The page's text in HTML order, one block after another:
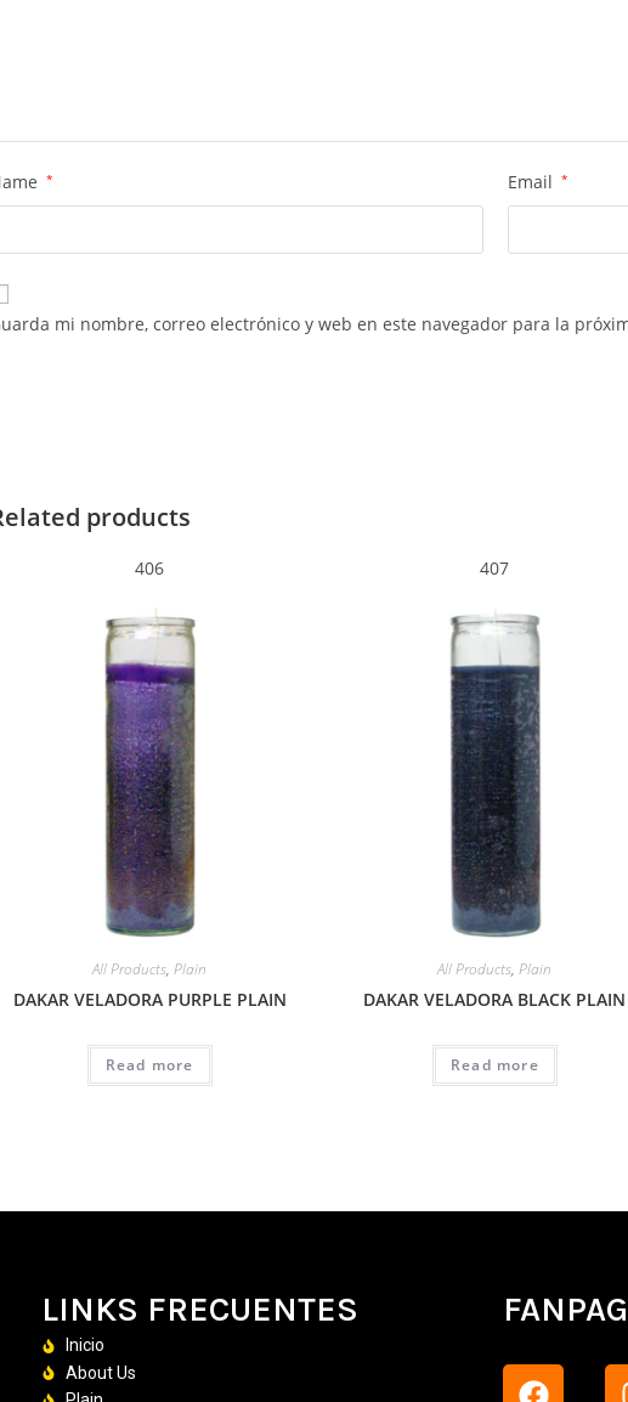
* Email *
mi nombre, correo electrónico y web en este navegador para la
products
406
All Products,Plain
DAKAR VELADORA PURPLE PLAIN
Read more
407
All Products,Plain
DAKAR VELADORA BLACK PLAIN
Read more
LINKS FRECUENTES
Inicio
About Us